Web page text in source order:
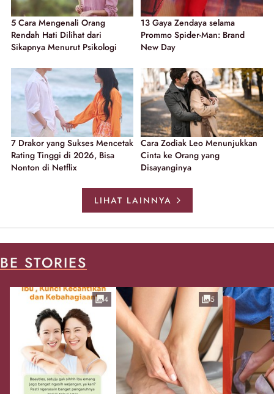
5 Cara Mengenali Orang
Rendah Hati Dilihat dari
Sikapnya Menurut Psikologi
13 Gaya Zendaya selama
Prommo Spider-Man: Brand
New Day
7 Drakor yang Sukses Mencetak
Rating Tinggi di 2026, Bisa
Nonton di Netflix
Cara Zodiak Leo Menunjukkan
Cinta ke Orang yang
Disayanginya
LIHAT LAINNYA
BE STORIES
4 5